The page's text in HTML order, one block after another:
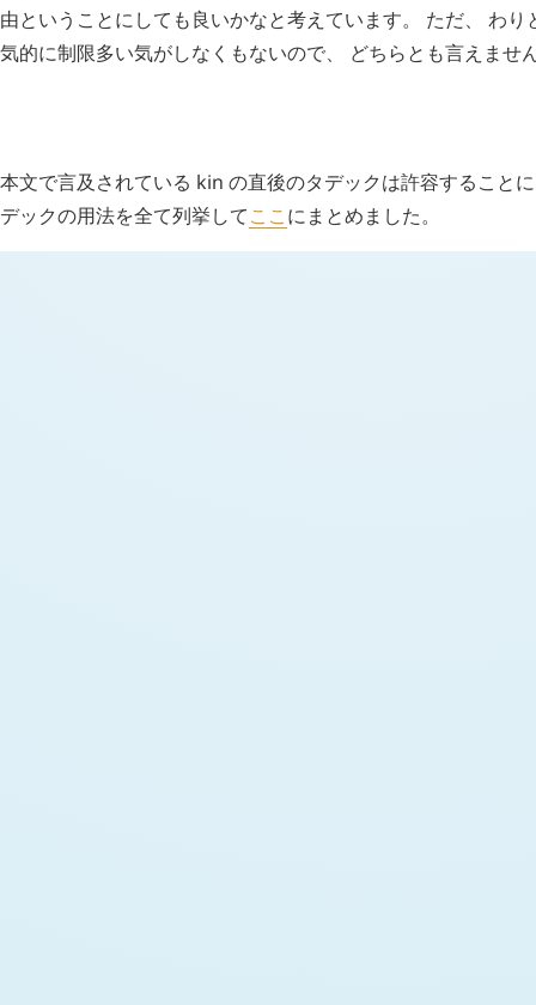
由ということにしても良いかなと考えています。 ただ、 わ
気的に制限多い気がしなくもないので、 どちらとも言えませ
本文で言及されている kin の直後のタデックは許容すること
デックの用法を全て列挙してここにまとめました。